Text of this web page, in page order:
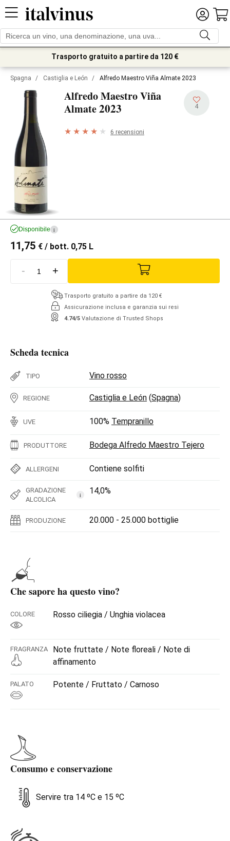
Trasporto gratuito a partire da 120 €
Spagna / Castiglia e León / Alfredo Maestro Viña Almate 2023
Alfredo Maestro Viña
Almate2023 4
6 recensioni
Disponibile i
11,75 € / bott. 0,75 L
- +
Trasporto gratuito a partire da 120 €
Assicurazione inclusa e garanzia sui resi
4.74/5 Valutazione di Trusted Shops
Scheda tecnica
TIPO Vino rosso
REGIONE Castiglia e León (Spagna)
UVE 100% Tempranillo
PRODUTTORE Bodega Alfredo Maestro Tejero
ALLERGENI Contiene solfiti
GRADAZIONE
ALCOLICA
i 14,0%
PRODUZIONE 20.000 - 25.000 bottiglie
Che sapore ha questo vino?
COLORE Rosso ciliegia / Unghia violacea
FRAGRANZA
Note fruttate / Note floreali / Note di
affinamento
PALATO Potente / Fruttato / Carnoso
Consumo e conservazione
Servire tra 14 ºC e 15 ºC